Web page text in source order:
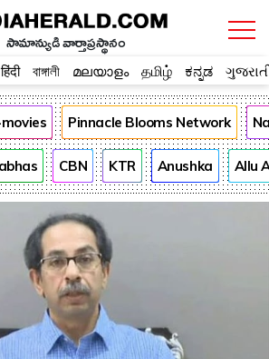
సామాన్యుడి వార్తాప్రస్థానం
हिंदी বাঙ্গালী മലയാളം தமிழ் ಕನ್ನಡ
Pinnacle Blooms Network
CBN KTR Anushka Allu